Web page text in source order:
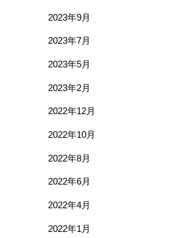
2023年9月
2023年7月
2023年5月
2023年2月
2022年12月
2022年10月
2022年8月
2022年6月
2022年4月
2022年1月